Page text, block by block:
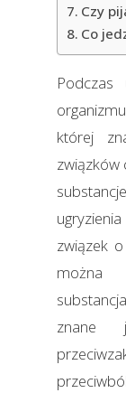
Czy
Co
Podczas
której
związków
związek
można
znane